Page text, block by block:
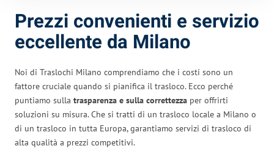
Prezzi convenienti e servizio
eccellente da Milano
Noi di Traslochi Milano comprendiamo che i costi sono un
fattore cruciale quando si pianifica il trasloco. Ecco perché
puntiamo sulla trasparenza e sulla correttezza per offrirti
soluzioni su misura. Che si tratti di un trasloco locale a Milano o
di un trasloco in tutta Europa, garantiamo servizi di trasloco di
alta qualità a prezzi competitivi.